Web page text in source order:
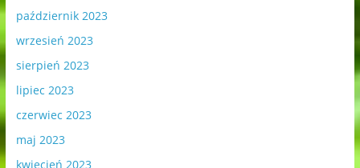
październik 2023
wrzesień 2023
sierpień 2023
lipiec 2023
czerwiec 2023
maj 2023
kwiecień 2023